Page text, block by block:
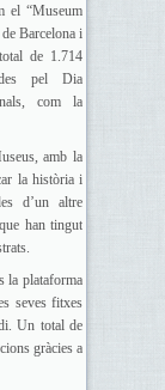
el “Museum
Barcelona i
de 1.714
pel Dia
com la
amb la
la història i
d’un altre
han tingut
la plataforma
seves fitxes
Un total de
gràcies a